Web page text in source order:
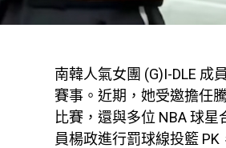
南韓人氣女團 (G)I-DLE 成
賽事。近期，她受邀擔任
比賽，還與多位 NBA 球
員楊政進行罰球線投籃